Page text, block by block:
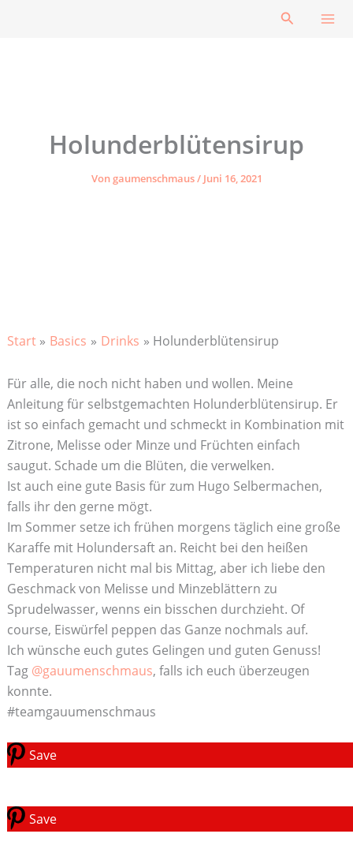
Suchen
Holunderblütensirup
Vongaumenschmaus/ Juni 16, 2021
Start Basics Drinks Holunderblütensirup
Für alle, die noch nicht haben und wollen. Meine
Anleitung für selbstgemachten Holunderblütensirup. Er
ist so einfach gemacht und schmeckt in Kombination mit
Zitrone, Melisse oder Minze und Früchten einfach
saugut. Schade um die Blüten, die verwelken.
Ist auch eine gute Basis für zum Hugo Selbermachen,
falls ihr den gerne mögt.
Im Sommer setze ich frühen morgens täglich eine große
Karaffe mit Holundersaft an. Reicht bei den heißen
Temperaturen nicht mal bis Mittag, aber ich liebe den
Geschmack von Melisse und Minzeblättern zu
Sprudelwasser, wenns ein bisschen durchzieht. Of
course, Eiswürfel peppen das Ganze nochmals auf.
Ich wünsche euch gutes Gelingen und guten Genuss!
Tag @gauumenschmaus, falls ich euch überzeugen
konnte.
#teamgauumenschmaus
Save
Save